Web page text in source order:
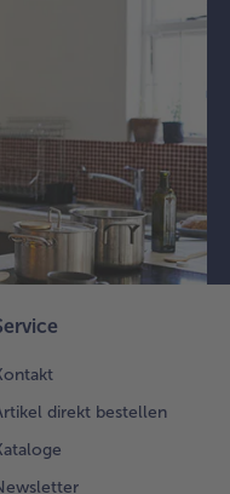
direkt bestellen